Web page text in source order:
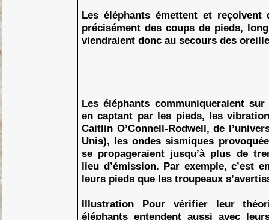
Les éléphants émettent et
précisément des coups de pieds,
viendraient donc au secours des
Les éléphants communiqueraient
en captant par les pieds, les
Caitlin O’Connell-Rodwell, de
Unis), les ondes sismiques
se propageraient jusqu’à plus de
lieu d’émission. Par exemple, c’est
leurs pieds que les troupeaux
Illustration Pour vérifier leur
éléphants entendent aussi avec